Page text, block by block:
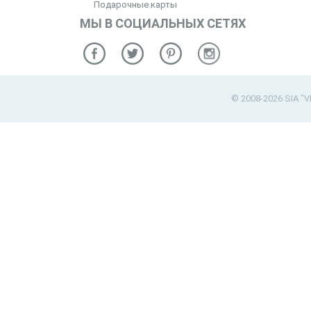
Подарочные карты
МЫ В СОЦИАЛЬНЫХ СЕТЯХ
© 2008-2026 SIA